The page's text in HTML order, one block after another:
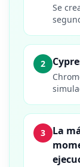
Se
2
3
La